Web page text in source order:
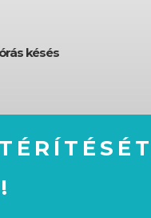
késés